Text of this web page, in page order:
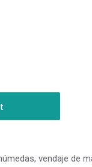
vendaje de